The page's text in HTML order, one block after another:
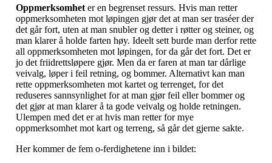
Oppmerksomhet er en begrenset ressurs. Hvis man retter
oppmerksomheten mot løpingen gjør det at man ser traséer der
det går fort, uten at man snubler og detter i røtter og steiner, og
man klarer å holde farten høy. Ideelt sett burde man derfor rette
all oppmerksomheten mot løpingen, for da går det fort. Det er
jo det friidrettsløpere gjør. Men da er faren at man tar dårlige
veivalg, løper i feil retning, og bommer. Alternativt kan man
rette oppmerksomheten mot kartet og terrenget, for det
reduseres sannsynlighet for at man gjør feil eller bommer og
det gjør at man klarer å ta gode veivalg og holde retningen.
Ulempen med det er at hvis man retter for mye
oppmerksomhet mot kart og terreng, så går det gjerne sakte.
Her kommer de fem o-ferdighetene inn i bildet: